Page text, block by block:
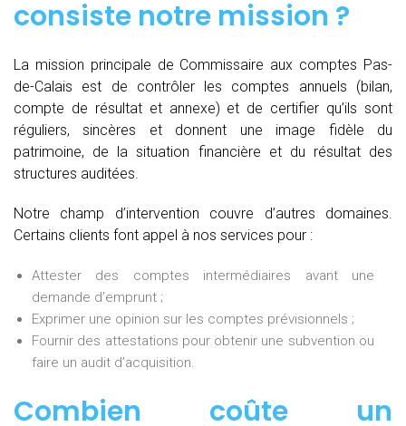
consiste notre mission ?
La mission principale de Commissaire aux comptes Pas-
de-Calais est de contrôler les comptes annuels (bilan,
compte de résultat et annexe) et de certifier qu’ils sont
réguliers, sincères et donnent une image fidèle du
patrimoine, de la situation financière et du résultat des
structures auditées.
Notre champ d’intervention couvre d’autres domaines.
Certains clients font appel à nos services pour :
Attester des comptes intermédiaires avant une
demande d’emprunt ;
Exprimer une opinion sur les comptes prévisionnels ;
Fournir des attestations pour obtenir une subvention ou
faire un audit d’acquisition.
Combien coûte un